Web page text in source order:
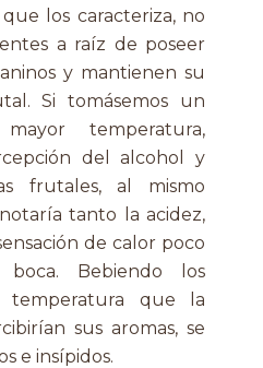
los caracteriza, no
a raíz de poseer
y mantienen su
Si tomásemos un
temperatura,
del alcohol y
frutales, al mismo
tanto la acidez,
de calor poco
Bebiendo los
temperatura que la
sus aromas, se
e insípidos.